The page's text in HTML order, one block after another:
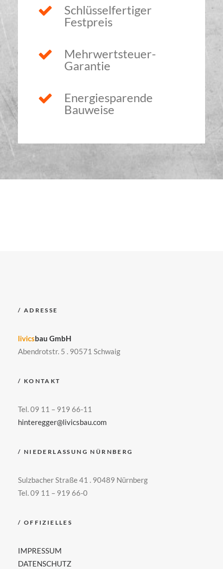
Schlüsselfertiger
Festpreis
Mehrwertsteuer-
Garantie
Energiesparende
Bauweise
/ ADRESSE
livicsbau GmbH
Abendrotstr. 5 . 90571 Schwaig
/ KONTAKT
Tel. 09 11 – 919 66-11
hinteregger@livicsbau.com
/ NIEDERLASSUNG NÜRNBERG
Sulzbacher Straße 41 . 90489 Nürnberg
Tel. 09 11 – 919 66-0
/ OFFIZIELLES
IMPRESSUM
DATENSCHUTZ